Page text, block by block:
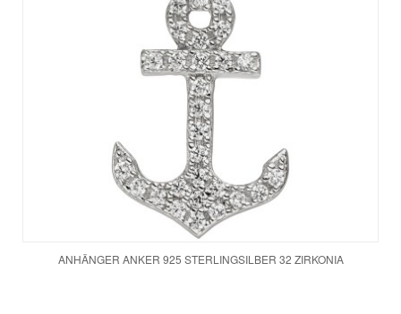
ANHÄNGER ANKER 925 STERLINGSILBER 32 ZIRKONIA